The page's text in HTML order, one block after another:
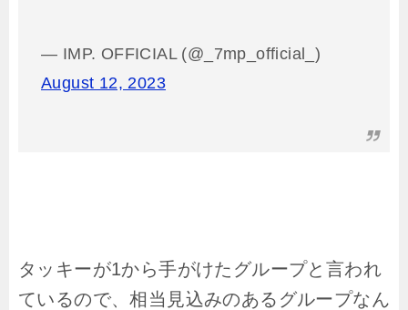
— IMP. OFFICIAL (@_7mp_official_)
August 12, 2023
タッキーが1から手がけたグループと言われ
ているので、相当見込みのあるグループなん